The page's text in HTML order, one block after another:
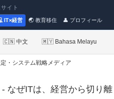
イト
IT×経営 🌏 教育移住 👤 プロフィール
🇨🇳 中文 🇲🇾 Bahasa Melayu
・システム戦略メディア
なぜITは、経営から切り離